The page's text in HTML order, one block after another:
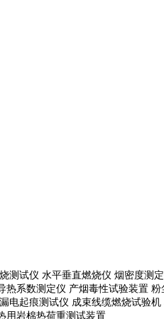
试仪 水平垂直燃烧仪 烟密度测
系数测定仪 产烟毒性试验装置
漏电起痕测试仪 成束线缆燃烧试验机
用岩棉热荷重测 试装置